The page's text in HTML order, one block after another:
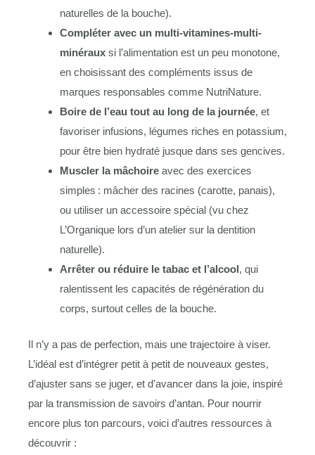
naturelles de la bouche).
Compléter avec un multi-vitamines-multi-
minéraux si l’alimentation est un peu monotone,
en choisissant des compléments issus de
marques responsables comme NutriNature.
Boire de l’eau tout au long de la journée, et
favoriser infusions, légumes riches en potassium,
pour être bien hydraté jusque dans ses gencives.
Muscler la mâchoire avec des exercices
simples : mâcher des racines (carotte, panais),
ou utiliser un accessoire spécial (vu chez
L’Organique lors d’un atelier sur la dentition
naturelle).
Arrêter ou réduire le tabac et l’alcool, qui
ralentissent les capacités de régénération du
corps, surtout celles de la bouche.
Il n’y a pas de perfection, mais une trajectoire à viser.
L’idéal est d’intégrer petit à petit de nouveaux gestes,
d’ajuster sans se juger, et d’avancer dans la joie, inspiré
par la transmission de savoirs d’antan. Pour nourrir
encore plus ton parcours, voici d’autres ressources à
découvrir :